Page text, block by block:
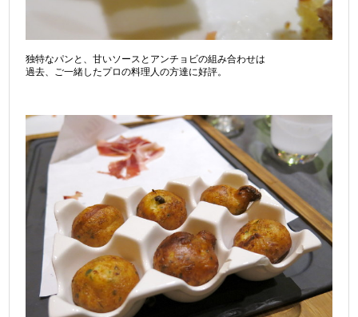
独特なパンと、甘いソースとアンチョビの組み合わせは
過去、ご一緒したプロの料理人の方達に好評。